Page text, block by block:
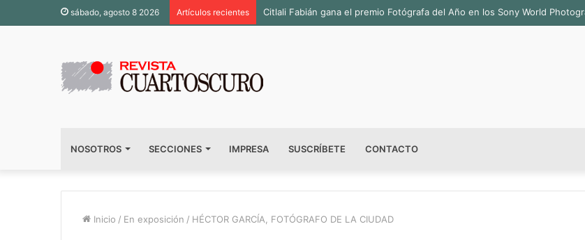
sábado, agosto 8 2026 Artículos recientes Inauguran sala permanente «Pedro Valtierra» en la Fototeca de Zacatecas
NOSOTROS SECCIONES IMPRESA SUSCRÍBETE CONTACTO
Inicio / En exposición / HÉCTOR GARCÍA, FOTÓGRAFO DE LA CIUDAD